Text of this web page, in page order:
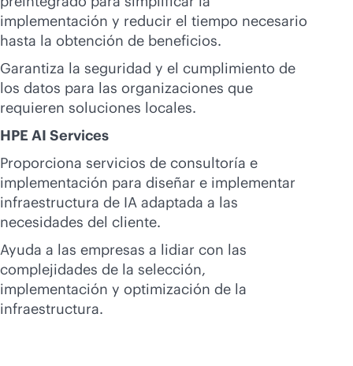
implementación y reducir el tiempo necesario
hasta la obtención de beneficios.
Garantiza la seguridad y el cumplimiento de
los datos para las organizaciones que
requieren soluciones locales.
HPE AI Services
Proporciona servicios de consultoría e
implementación para diseñar e implementar
infraestructura de IA adaptada a las
necesidades del cliente.
Ayuda a las empresas a lidiar con las
complejidades de la selección,
implementación y optimización de la
infraestructura.